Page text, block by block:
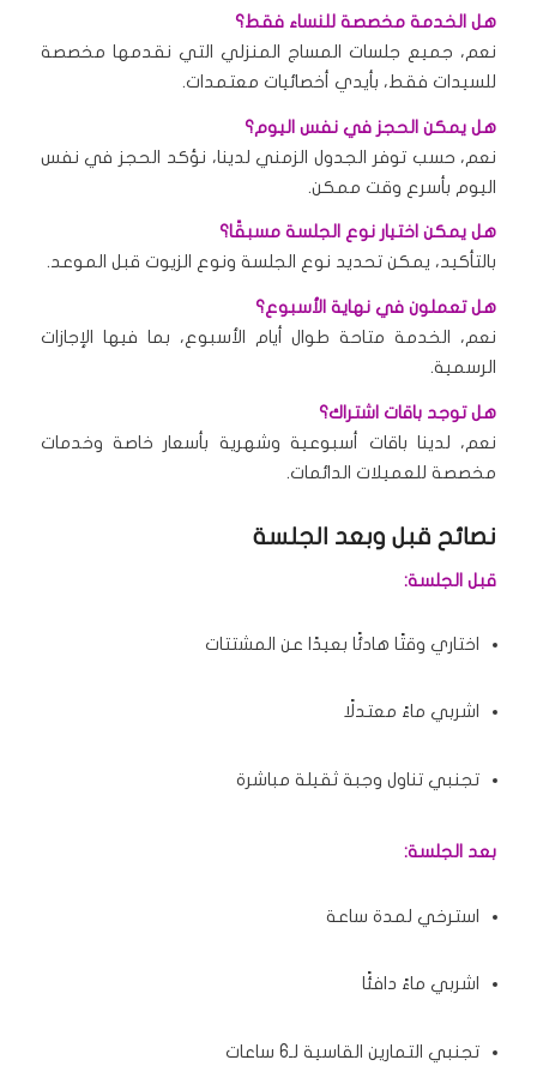
هل الخدمة مخصصة للنساء فقط؟
نعم، جميع جلسات المساج المنزلي التي نقدمها مخصصة
للسيدات فقط، بأيدي أخصائيات معتمدات.
هل يمكن الحجز في نفس اليوم؟
نعم، حسب توفر الجدول الزمني لدينا، نؤكد الحجز في نفس
اليوم بأسرع وقت ممكن.
هل يمكن اختيار نوع الجلسة مسبقًا؟
بالتأكيد، يمكن تحديد نوع الجلسة ونوع الزيوت قبل الموعد.
هل تعملون في نهاية الأسبوع؟
نعم، الخدمة متاحة طوال أيام الأسبوع، بما فيها الإجازات
الرسمية.
هل توجد باقات اشتراك؟
نعم، لدينا باقات أسبوعية وشهرية بأسعار خاصة وخدمات
مخصصة للعميلات الدائمات.
نصائح قبل وبعد الجلسة
قبل الجلسة:
اختاري وقتًا هادئًا بعيدًا عن المشتتات
اشربي ماءً معتدلًا
تجنبي تناول وجبة ثقيلة مباشرة
بعد الجلسة:
استرخي لمدة ساعة
اشربي ماءً دافئًا
تجنبي التمارين القاسية لـ6 ساعات